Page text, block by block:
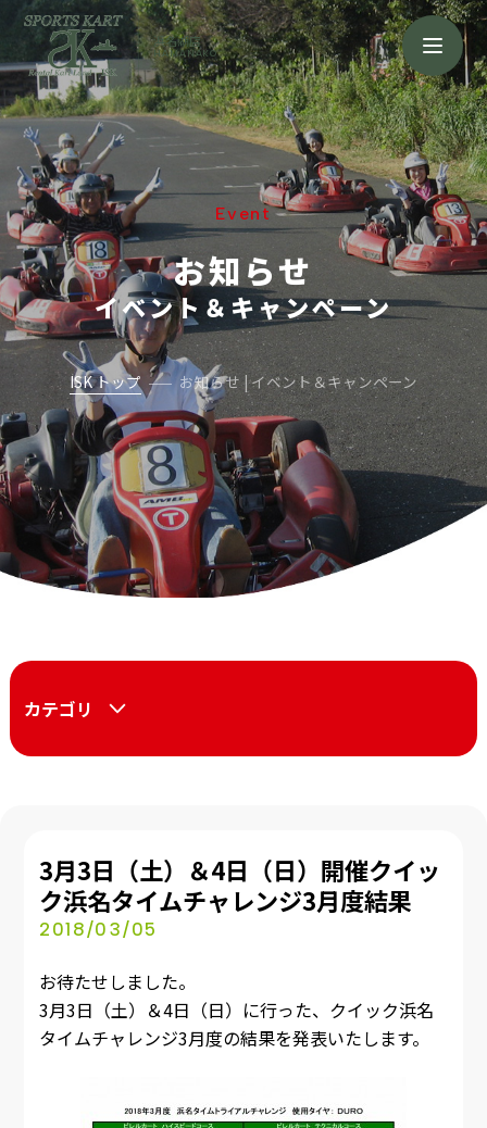
浜名湖店
HAMANAKO
Event
お知らせ
イベント＆キャンペーン
ISK トップ お知らせ | イベント＆キャンペーン
カテゴリ
3月3日（土）＆4日（日）開催クイッ
ク浜名タイムチャレンジ3月度結果
2018/03/05
お待たせしました。
3月3日（土）＆4日（日）に行った、クイック浜名
タイムチャレンジ3月度の結果を発表いたします。